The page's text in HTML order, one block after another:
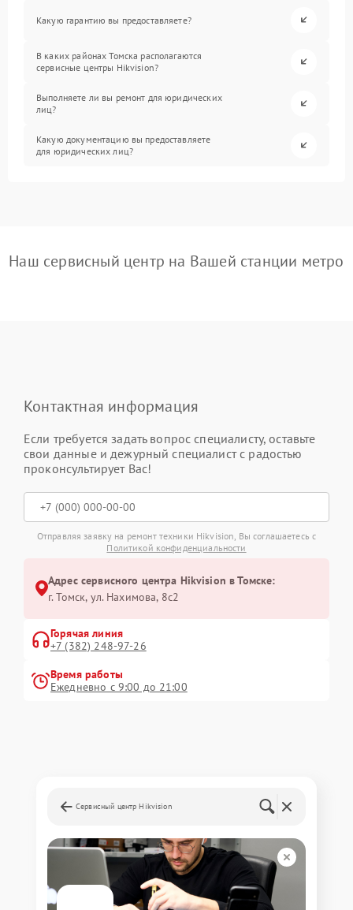
Какую гарантию вы предоставляете?
В каких районах Томска располагаются
сервисные центры Hikvision?
Выполняете ли вы ремонт для юридических
лиц?
Какую документацию вы предоставляете
для юридических лиц?
Наш сервисный центр на Вашей станции метро
Контактная информация
Если требуется задать вопрос специалисту, оставьте
свои данные и дежурный специалист с радостью
проконсультирует Вас!
Отправляя заявку на ремонт техники Hikvision, Вы соглашаетесь с
Политикой конфиденциальности
Адрес сервисного центра Hikvision в Томске:
г. Томск, ул. Нахимова, 8с2
Горячая линия
+7 (382) 248-97-26
Время работы
Ежедневно с 9:00 до 21:00
Сервисный центр Hikvision